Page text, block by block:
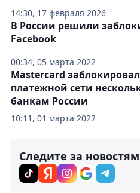
14:30, 17 февраля 2026
00:34, 05 марта 2022
В России решили
Facebook
10:11, 01 марта 2022
Mastercard
платежной сети
банкам России
Следите за